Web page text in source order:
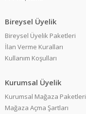
Bireysel Üyelik
Bireysel Üyelik Paketleri
İlan Verme Kuralları
Kullanım Koşulları
Kurumsal Üyelik
Kurumsal Mağaza Paketleri
Mağaza Açma Şartları